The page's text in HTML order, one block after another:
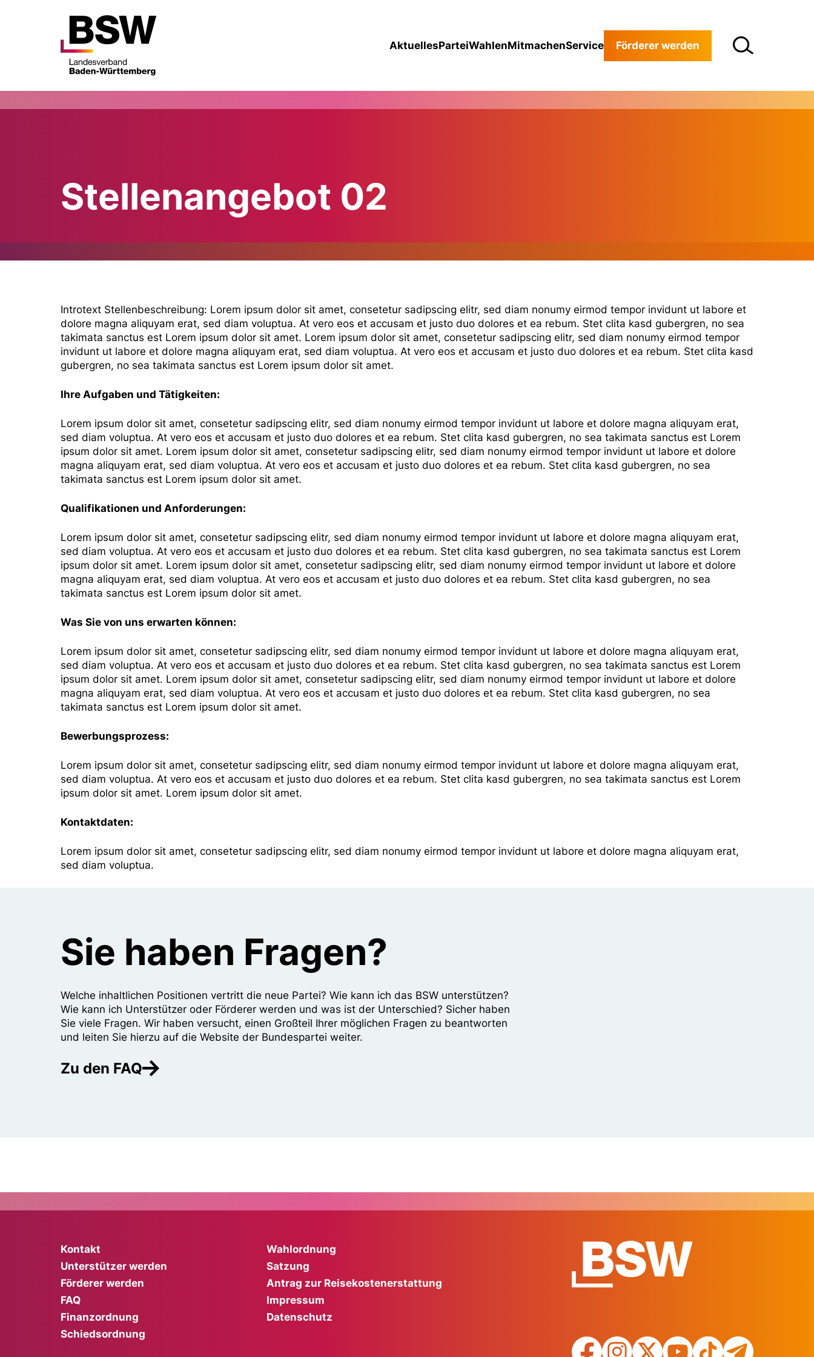
AktuellesParteiWahlenMitmachenService Förderer werden
Stellenangebot 02
Introtext Stellenbeschreibung: Lorem ipsum dolor sit amet, consetetur sadipscing elitr, sed diam nonumy eirmod tempor invidunt ut labore et
dolore magna aliquyam erat, sed diam voluptua. At vero eos et accusam et justo duo dolores et ea rebum. Stet clita kasd gubergren, no sea
takimata sanctus est Lorem ipsum dolor sit amet. Lorem ipsum dolor sit amet, consetetur sadipscing elitr, sed diam nonumy eirmod tempor
invidunt ut labore et dolore magna aliquyam erat, sed diam voluptua. At vero eos et accusam et justo duo dolores et ea rebum. Stet clita kasd
gubergren, no sea takimata sanctus est Lorem ipsum dolor sit amet.
Ihre Aufgaben und Tätigkeiten:
Lorem ipsum dolor sit amet, consetetur sadipscing elitr, sed diam nonumy eirmod tempor invidunt ut labore et dolore magna aliquyam erat,
sed diam voluptua. At vero eos et accusam et justo duo dolores et ea rebum. Stet clita kasd gubergren, no sea takimata sanctus est Lorem
ipsum dolor sit amet. Lorem ipsum dolor sit amet, consetetur sadipscing elitr, sed diam nonumy eirmod tempor invidunt ut labore et dolore
magna aliquyam erat, sed diam voluptua. At vero eos et accusam et justo duo dolores et ea rebum. Stet clita kasd gubergren, no sea
takimata sanctus est Lorem ipsum dolor sit amet.
Qualifikationen und Anforderungen:
Lorem ipsum dolor sit amet, consetetur sadipscing elitr, sed diam nonumy eirmod tempor invidunt ut labore et dolore magna aliquyam erat,
sed diam voluptua. At vero eos et accusam et justo duo dolores et ea rebum. Stet clita kasd gubergren, no sea takimata sanctus est Lorem
ipsum dolor sit amet. Lorem ipsum dolor sit amet, consetetur sadipscing elitr, sed diam nonumy eirmod tempor invidunt ut labore et dolore
magna aliquyam erat, sed diam voluptua. At vero eos et accusam et justo duo dolores et ea rebum. Stet clita kasd gubergren, no sea
takimata sanctus est Lorem ipsum dolor sit amet.
Was Sie von uns erwarten können:
Lorem ipsum dolor sit amet, consetetur sadipscing elitr, sed diam nonumy eirmod tempor invidunt ut labore et dolore magna aliquyam erat,
sed diam voluptua. At vero eos et accusam et justo duo dolores et ea rebum. Stet clita kasd gubergren, no sea takimata sanctus est Lorem
ipsum dolor sit amet. Lorem ipsum dolor sit amet, consetetur sadipscing elitr, sed diam nonumy eirmod tempor invidunt ut labore et dolore
magna aliquyam erat, sed diam voluptua. At vero eos et accusam et justo duo dolores et ea rebum. Stet clita kasd gubergren, no sea
takimata sanctus est Lorem ipsum dolor sit amet.
Bewerbungsprozess:
Lorem ipsum dolor sit amet, consetetur sadipscing elitr, sed diam nonumy eirmod tempor invidunt ut labore et dolore magna aliquyam erat,
sed diam voluptua. At vero eos et accusam et justo duo dolores et ea rebum. Stet clita kasd gubergren, no sea takimata sanctus est Lorem
ipsum dolor sit amet. Lorem ipsum dolor sit amet.
Kontaktdaten:
Lorem ipsum dolor sit amet, consetetur sadipscing elitr, sed diam nonumy eirmod tempor invidunt ut labore et dolore magna aliquyam erat,
sed diam voluptua.
Sie haben Fragen?
Welche inhaltlichen Positionen vertritt die neue Partei? Wie kann ich das BSW unterstützen?
Wie kann ich Unterstützer oder Förderer werden und was ist der Unterschied? Sicher haben
Sie viele Fragen. Wir haben versucht, einen Großteil Ihrer möglichen Fragen zu beantworten
und leiten Sie hierzu auf die Website der Bundespartei weiter.
Zu den FAQ
Kontakt
Unterstützer werden
Förderer werden
FAQ
Finanzordnung
Schiedsordnung
Wahlordnung
Satzung
Antrag zur Reisekostenerstattung
Impressum
Datenschutz